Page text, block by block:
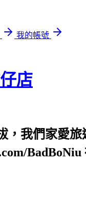
我的帳號
店
，我們家愛
BadBoNiu